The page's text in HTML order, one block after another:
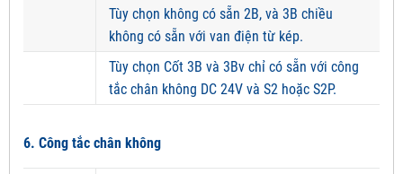
Tùy chọn không có sẵn 2B, và 3B chiều
không có sẵn với van điện từ kép.
Tùy chọn Cốt 3B và 3Bv chỉ có sẵn với công
tắc chân không DC 24V và S2 hoặc S2P.
6. Công tắc chân không